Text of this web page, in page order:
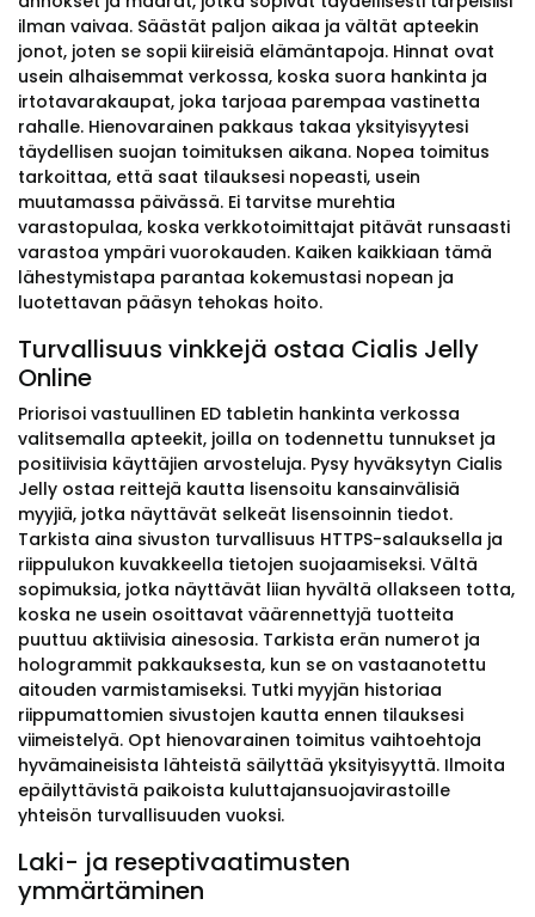
ilman vaivaa. Säästät paljon aikaa ja vältät apteekin
jonot, joten se sopii kiireisiä elämäntapoja. Hinnat ovat
usein alhaisemmat verkossa, koska suora hankinta ja
irtotavarakaupat, joka tarjoaa parempaa vastinetta
rahalle. Hienovarainen pakkaus takaa yksityisyytesi
täydellisen suojan toimituksen aikana. Nopea toimitus
tarkoittaa, että saat tilauksesi nopeasti, usein
muutamassa päivässä. Ei tarvitse murehtia
varastopulaa, koska verkkotoimittajat pitävät runsaasti
varastoa ympäri vuorokauden. Kaiken kaikkiaan tämä
lähestymistapa parantaa kokemustasi nopean ja
luotettavan pääsyn tehokas hoito.
Turvallisuus vinkkejä ostaa Cialis Jelly
Online
Priorisoi vastuullinen ED tabletin hankinta verkossa
valitsemalla apteekit, joilla on todennettu tunnukset ja
positiivisia käyttäjien arvosteluja. Pysy hyväksytyn Cialis
Jelly ostaa reittejä kautta lisensoitu kansainvälisiä
myyjiä, jotka näyttävät selkeät lisensoinnin tiedot.
Tarkista aina sivuston turvallisuus HTTPS-salauksella ja
riippulukon kuvakkeella tietojen suojaamiseksi. Vältä
sopimuksia, jotka näyttävät liian hyvältä ollakseen totta,
koska ne usein osoittavat väärennettyjä tuotteita
puuttuu aktiivisia ainesosia. Tarkista erän numerot ja
hologrammit pakkauksesta, kun se on vastaanotettu
aitouden varmistamiseksi. Tutki myyjän historiaa
riippumattomien sivustojen kautta ennen tilauksesi
viimeistelyä. Opt hienovarainen toimitus vaihtoehtoja
hyvämaineisista lähteistä säilyttää yksityisyyttä. Ilmoita
epäilyttävistä paikoista kuluttajansuojavirastoille
yhteisön turvallisuuden vuoksi.
Laki- ja reseptivaatimusten
ymmärtäminen